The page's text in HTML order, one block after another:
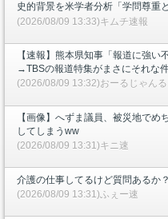
史的背景を米学者分析「学問尊重
(2026/08/09 13:33)キムチ速報
【速報】熊本県知事「報道に強い
→TBSの報道特集がまさにそれな
(2026/08/09 13:32)おーるじゃんる
【画像】へずま議員、被災地で
してしまうww
(2026/08/09 13:31)キニ速
介護の仕事してるけど質問あるか？
(2026/08/09 13:31)ふぇー速